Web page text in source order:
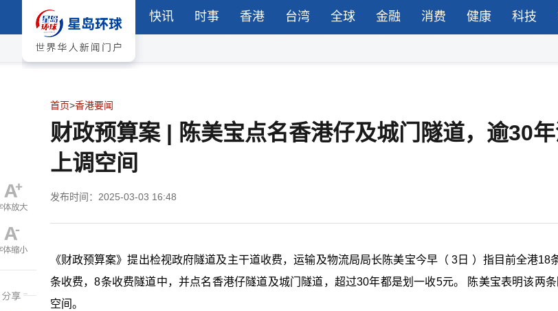
快讯 时事 香港 台湾 全球 金融 消费 健康 科技
首页>香港要闻
财政预算案 | 陈美宝点名香港仔及城门隧道，逾30
上调空间
发布时间：2025-03-03 16:48
《财政预算案》提出检视政府隧道及主干道收费，运输及物流局局长陈美宝今早（ 3日 ）指目前全港18
条收费，8条收费隧道中，并点名香港仔隧道及城门隧道，超过30年都是划一收5元。 陈美宝表明该两
空间。